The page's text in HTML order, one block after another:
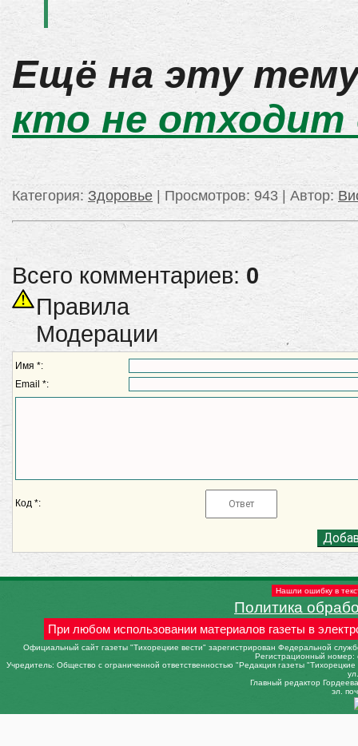
Ещё на эту
кто не
Категория: Здоровье | Просмотров: 943 | Автор:
Всего комментариев: 0
Правила
Модерации
Имя *:
Email *:
Код *:
Нашли ошибку в
Политика
При любом использовании материалов газеты в
Официальный сайт газеты "Тихорецкие вести" зарегистрирован Федеральной
Регистрационный
Учредитель: Общество с ограниченной ответственностью "Редакция газеты
Главный редактор
эл.